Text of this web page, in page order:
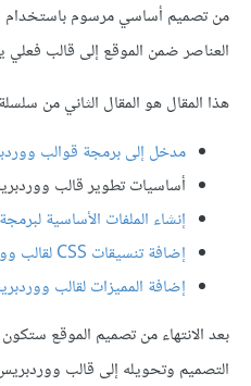
من تصميم أساسي مرسوم
العناصر ضمن الموقع إلى قالب
هذا المقال هو المقال الثاني من سلسلة
مدخل إلى برمجة قوالب
أساسيات تطوير قالب
إنشاء الملفات الأساسية
إضافة تنسيقات CSS لقالب ووردبريس
إضافة المميزات لقالب
بعد الانتهاء من تصميم الموقع
التصميم وتحويله إلى قالب